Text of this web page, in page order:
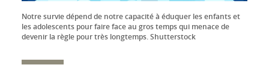
Notre survie dépend de notre capacité à éduquer les enfants et
les adolescents pour faire face au gros temps qui menace de
devenir la règle pour très longtemps. Shutterstock